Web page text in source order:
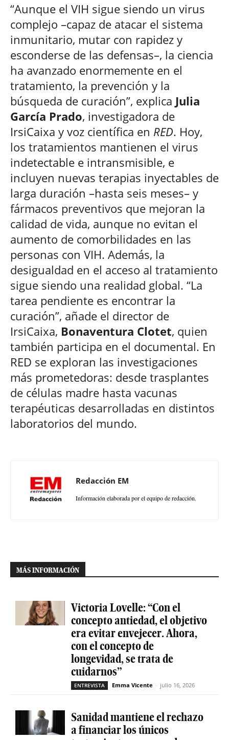
“Aunque el VIH sigue siendo un virus
complejo –capaz de atacar el sistema
inmunitario, mutar con rapidez y
esconderse de las defensas–, la ciencia
ha avanzado enormemente en el
tratamiento, la prevención y la
búsqueda de curación”, explica Julia
García Prado, investigadora de
IrsiCaixa y voz científica en RED. Hoy,
los tratamientos mantienen el virus
indetectable e intransmisible, e
incluyen nuevas terapias inyectables de
larga duración –hasta seis meses– y
fármacos preventivos que mejoran la
calidad de vida, aunque no evitan el
aumento de comorbilidades en las
personas con VIH. Además, la
desigualdad en el acceso al tratamiento
sigue siendo una realidad global. “La
tarea pendiente es encontrar la
curación”, añade el director de
IrsiCaixa, Bonaventura Clotet, quien
también participa en el documental. En
RED se exploran las investigaciones
más prometedoras: desde trasplantes
de células madre hasta vacunas
terapéuticas desarrolladas en distintos
laboratorios del mundo.
Redacción EM
Información elaborada por el equipo de redacción.
MÁS INFORMACIÓN
Victoria Lovelle: “Con el
concepto antiedad, el objetivo
era evitar envejecer. Ahora,
con el concepto de
longevidad, se trata de
cuidarnos”
ENTREVISTA Emma Vicente - julio 16, 2026
Sanidad mantiene el rechazo
a financiar los únicos